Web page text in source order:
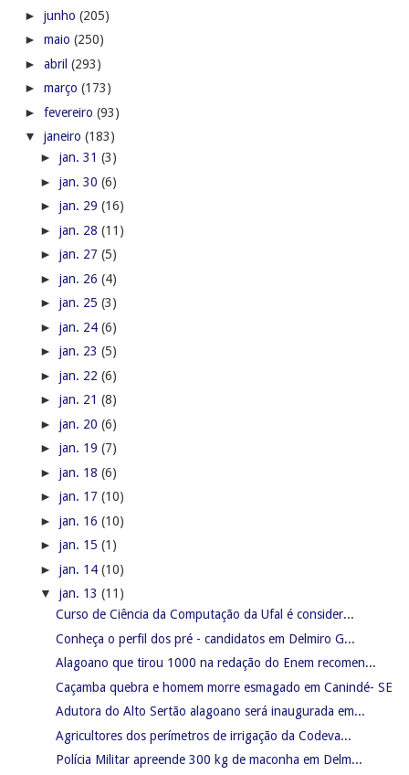
► junho (205)
► maio (250)
► abril (293)
► março (173)
► fevereiro (93)
▼ janeiro (183)
► jan. 31 (3)
► jan. 30 (6)
► jan. 29 (16)
► jan. 28 (11)
► jan. 27 (5)
► jan. 26 (4)
► jan. 25 (3)
► jan. 24 (6)
► jan. 23 (5)
► jan. 22 (6)
► jan. 21 (8)
► jan. 20 (6)
► jan. 19 (7)
► jan. 18 (6)
► jan. 17 (10)
► jan. 16 (10)
► jan. 15 (1)
► jan. 14 (10)
▼ jan. 13 (11)
Curso de Ciência da Computação da Ufal é consider...
Conheça o perfil dos pré - candidatos em Delmiro G...
Alagoano que tirou 1000 na redação do Enem recomen...
Caçamba quebra e homem morre esmagado em Canindé- SE
Adutora do Alto Sertão alagoano será inaugurada em...
Agricultores dos perímetros de irrigação da Codeva...
Polícia Militar apreende 300 kg de maconha em Delm...